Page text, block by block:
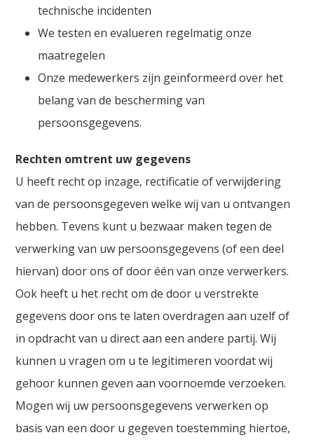
technische incidenten
We testen en evalueren regelmatig onze
maatregelen
Onze medewerkers zijn geïnformeerd over het
belang van de bescherming van
persoonsgegevens.
Rechten omtrent uw gegevens
U heeft recht op inzage, rectificatie of verwijdering
van de persoonsgegeven welke wij van u ontvangen
hebben. Tevens kunt u bezwaar maken tegen de
verwerking van uw persoonsgegevens (of een deel
hiervan) door ons of door één van onze verwerkers.
Ook heeft u het recht om de door u verstrekte
gegevens door ons te laten overdragen aan uzelf of
in opdracht van u direct aan een andere partij. Wij
kunnen u vragen om u te legitimeren voordat wij
gehoor kunnen geven aan voornoemde verzoeken.
Mogen wij uw persoonsgegevens verwerken op
basis van een door u gegeven toestemming hiertoe,